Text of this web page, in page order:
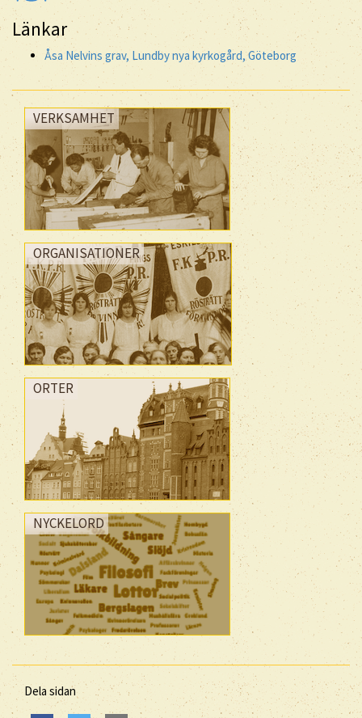
Länkar
Åsa Nelvins grav, Lundby nya kyrkogård, Göteborg
VERKSAMHET
ORGANISATIONER
ORTER
NYCKELORD
Dela sidan